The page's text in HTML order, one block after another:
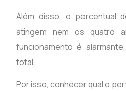
Além disso, o percentual
atingem nem os quatro
funcionamento é
total.
Por isso, conhecer qual o